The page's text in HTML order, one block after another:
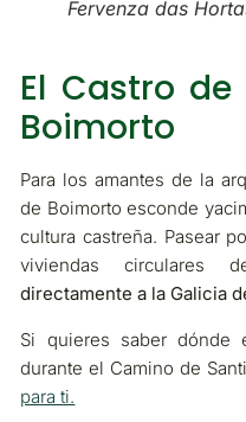
Fervenza das
El Castro
Boimorto
Para los amantes de la
de Boimorto esconde
cultura castreña. Pasear
viviendas circulares
directamente a la Galicia
Si quieres saber dónde
durante el Camino de
para ti.